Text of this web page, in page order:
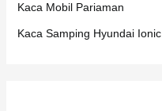
Kaca Mobil Pariaman
Kaca Samping Hyundai Ionic